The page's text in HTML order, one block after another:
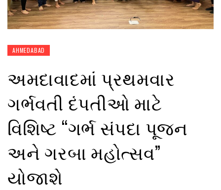
AHMEDABAD
અમદાવાદમાં પ્રથમવાર
ગર્ભવતી દંપતીઓ માટે
વિશિષ્ટ “ગર્ભ સંપદા પૂજન
અને ગરબા મહોત્સવ”
યોજાશે